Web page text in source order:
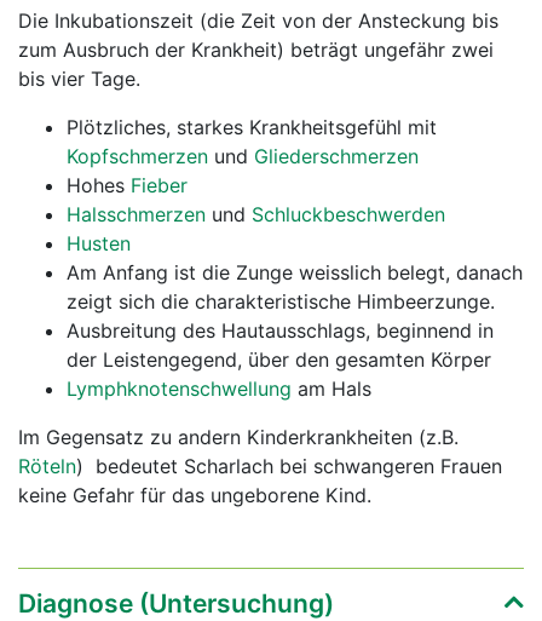
Die Inkubationszeit (die Zeit von der Ansteckung bis
zum Ausbruch der Krankheit) beträgt ungefähr zwei
bis vier Tage.
Plötzliches, starkes Krankheitsgefühl mit
Kopfschmerzen und Gliederschmerzen
Hohes Fieber
Halsschmerzen und Schluckbeschwerden
Husten
Am Anfang ist die Zunge weisslich belegt, danach
zeigt sich die charakteristische Himbeerzunge.
Ausbreitung des Hautausschlags, beginnend in
der Leistengegend, über den gesamten Körper
Lymphknotenschwellung am Hals
Im Gegensatz zu andern Kinderkrankheiten (z.B.
Röteln) bedeutet Scharlach bei schwangeren Frauen
keine Gefahr für das ungeborene Kind.
Diagnose (Untersuchung)